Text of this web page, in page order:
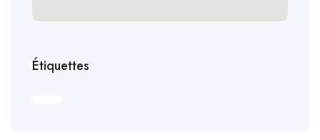
Étiquettes